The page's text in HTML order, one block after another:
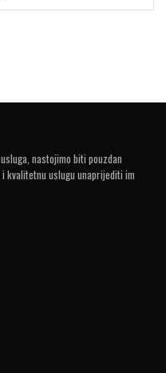
nastojimo biti pouzdan
kvalitetnu uslugu unaprijediti im